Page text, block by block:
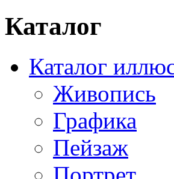
Каталог
Каталог
Живопись
Графика
Пейзаж